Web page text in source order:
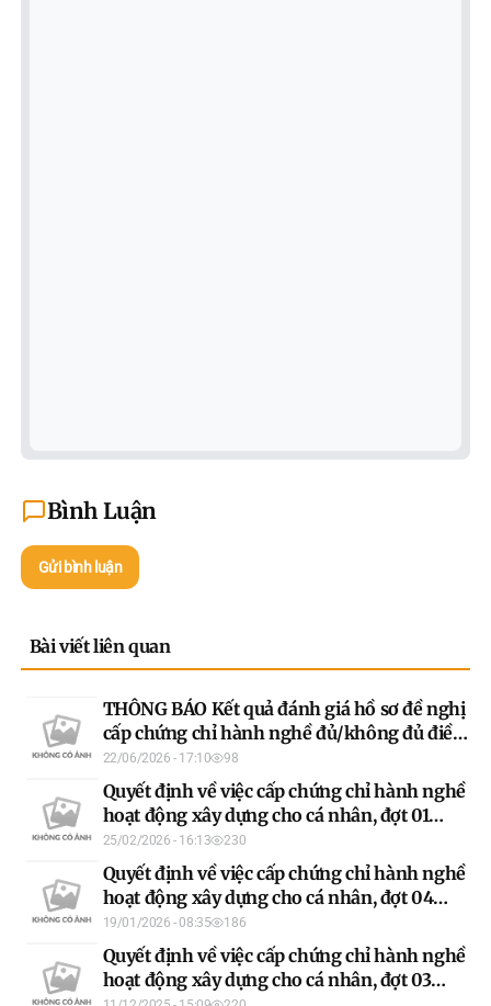
Bình Luận
Gửi bình luận
Bài viết liên quan
THÔNG BÁO Kết quả đánh giá hồ sơ đề nghị
cấp chứng chỉ hành nghề đủ/không đủ điều
kiện sát sạch và Kế hoạch tổ chức sát hạch
cấp chứng chỉ hành nghề hoạt động xây
dựng đợt 03 năm 2026
22/06/2026 - 17:10 98
Quyết định về việc cấp chứng chỉ hành nghề
hoạt động xây dựng cho cá nhân, đợt 01
năm 2026
25/02/2026 - 16:13 230
Quyết định về việc cấp chứng chỉ hành nghề
hoạt động xây dựng cho cá nhân, đợt 04
năm 2025
19/01/2026 - 08:35 186
Quyết định về việc cấp chứng chỉ hành nghề
hoạt động xây dựng cho cá nhân, đợt 03